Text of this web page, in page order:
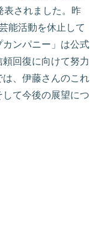
表されました。昨
能活動を休止して
ンパニー」は公式
回復に向けて努力
、伊藤さんのこれ
て今後の展望につ